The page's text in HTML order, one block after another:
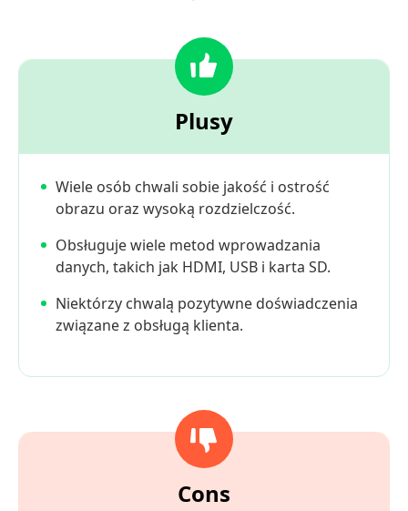
Plusy
Wiele osób chwali sobie jakość i ostrość
obrazu oraz wysoką rozdzielczość.
Obsługuje wiele metod wprowadzania
danych, takich jak HDMI, USB i karta SD.
Niektórzy chwalą pozytywne doświadczenia
związane z obsługą klienta.
Cons